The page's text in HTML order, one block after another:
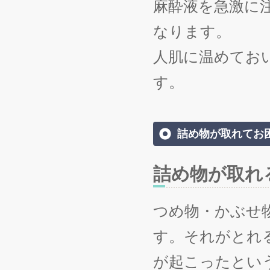
麻酔液を急激に
なります。
人肌に温めてお
す。
詰め物が取れてお
詰め物が取れ
つめ物・かぶせ
す。それがとれ
が起こったとい